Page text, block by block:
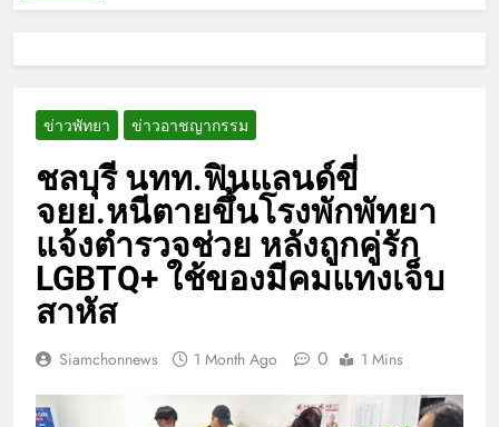
ข่าวพัทยา ข่าวอาชญากรรม
ชลบุรี นทท.ฟินแลนด์ขี่
จยย.หนีตายขึ้นโรงพักพัทยา
แจ้งตำรวจช่วย หลังถูกคู่รัก
LGBTQ+ ใช้ของมีคมแทงเจ็บ
สาหัส
Siamchonnews 1 Month Ago 0 1 Mins